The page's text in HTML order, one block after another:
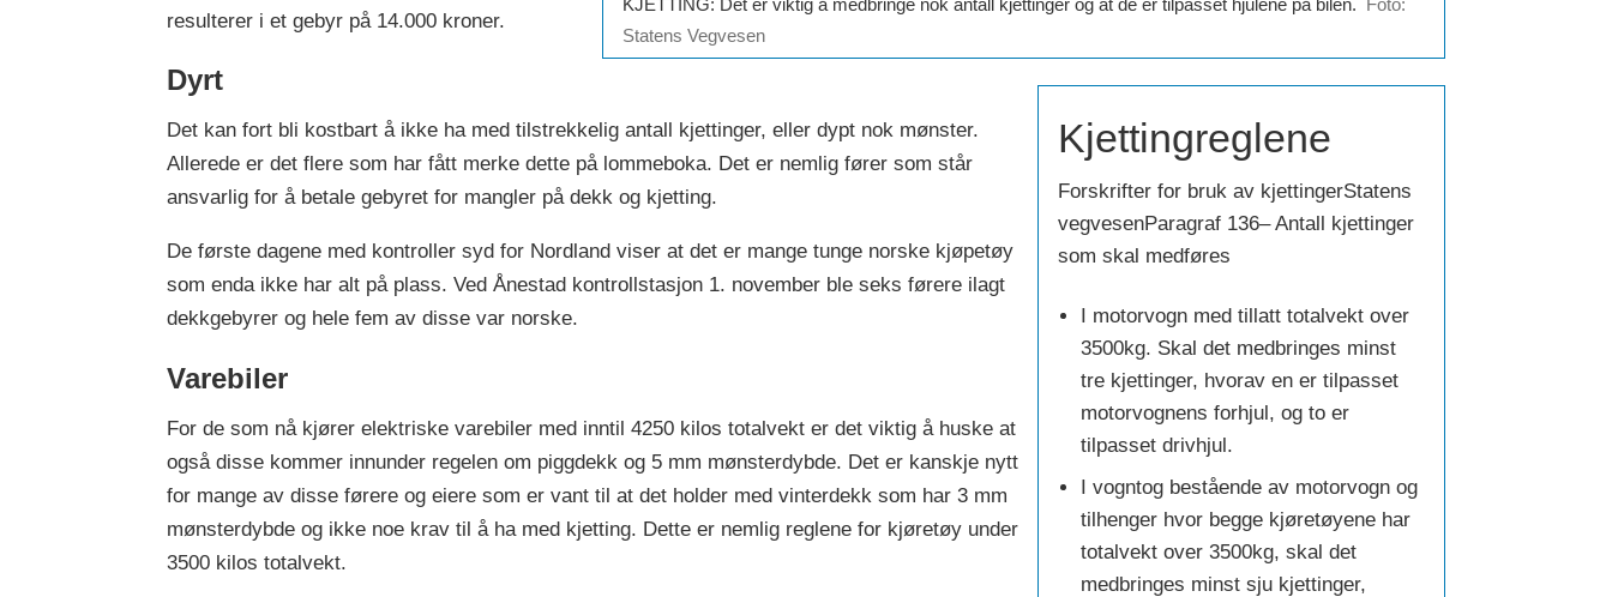
KJETTING: Det er viktig å medbringe nok antall kjettinger og at de er tilpasset hjulene på bilen. Foto:
Statens Vegvesen
resulterer i et gebyr på 14.000 kroner.
Kjettingreglene
Forskrifter for bruk av kjettingerStatens
vegvesenParagraf 136– Antall kjettinger
som skal medføres
I motorvogn med tillatt totalvekt over
3500kg. Skal det medbringes minst
tre kjettinger, hvorav en er tilpasset
motorvognens forhjul, og to er
tilpasset drivhjul.
I vogntog bestående av motorvogn og
tilhenger hvor begge kjøretøyene har
totalvekt over 3500kg, skal det
medbringes minst sju kjettinger,
Dyrt
Det kan fort bli kostbart å ikke ha med tilstrekkelig antall kjettinger, eller dypt nok mønster.
Allerede er det flere som har fått merke dette på lommeboka. Det er nemlig fører som står
ansvarlig for å betale gebyret for mangler på dekk og kjetting.
De første dagene med kontroller syd for Nordland viser at det er mange tunge norske kjøpetøy
som enda ikke har alt på plass. Ved Ånestad kontrollstasjon 1. november ble seks førere ilagt
dekkgebyrer og hele fem av disse var norske.
Varebiler
For de som nå kjører elektriske varebiler med inntil 4250 kilos totalvekt er det viktig å huske at
også disse kommer innunder regelen om piggdekk og 5 mm mønsterdybde. Det er kanskje nytt
for mange av disse førere og eiere som er vant til at det holder med vinterdekk som har 3 mm
mønsterdybde og ikke noe krav til å ha med kjetting. Dette er nemlig reglene for kjøretøy under
3500 kilos totalvekt.